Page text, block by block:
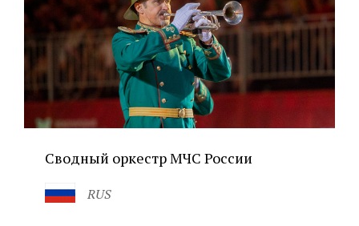
Сводный оркестр МЧС России
RUS